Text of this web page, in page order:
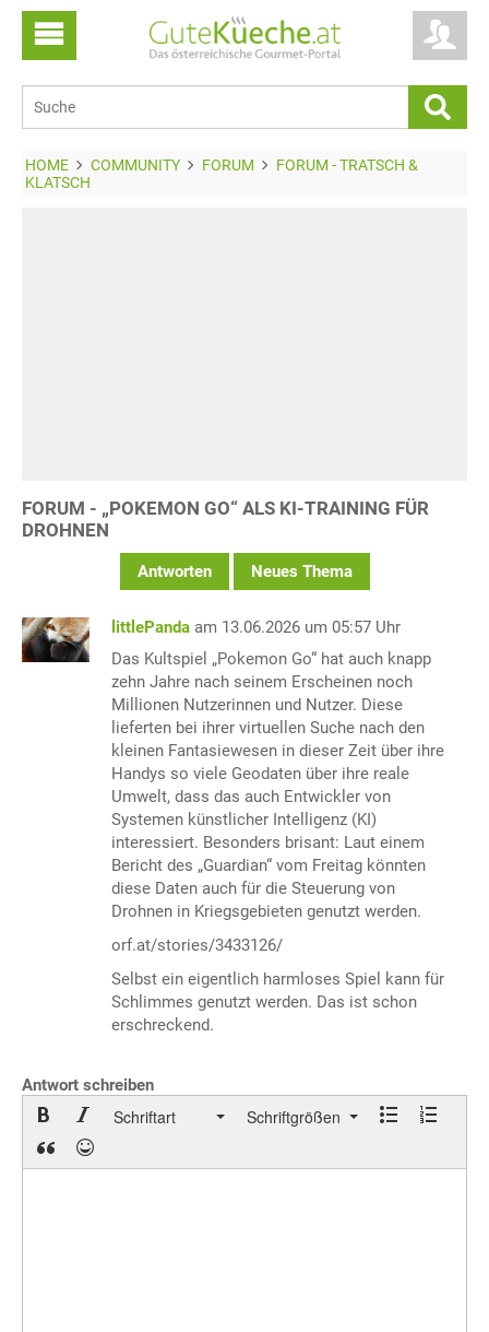
HOME COMMUNITY FORUM
FORUM - TRATSCH &
KLATSCH
FORUM - „POKEMON GO“ ALS KI-TRAINING FÜR
DROHNEN
Antworten Neues Thema
littlePanda am 13.06.2026 um 05:57 Uhr
Das Kultspiel „Pokemon Go“ hat auch knapp
zehn Jahre nach seinem Erscheinen noch
Millionen Nutzerinnen und Nutzer. Diese
lieferten bei ihrer virtuellen Suche nach den
kleinen Fantasiewesen in dieser Zeit über ihre
Handys so viele Geodaten über ihre reale
Umwelt, dass das auch Entwickler von
Systemen künstlicher Intelligenz (KI)
interessiert. Besonders brisant: Laut einem
Bericht des „Guardian“ vom Freitag könnten
diese Daten auch für die Steuerung von
Drohnen in Kriegsgebieten genutzt werden.
orf.at/stories/3433126/
Selbst ein eigentlich harmloses Spiel kann für
Schlimmes genutzt werden. Das ist schon
erschreckend.
Antwort schreiben
Schriftart Schriftgrößen